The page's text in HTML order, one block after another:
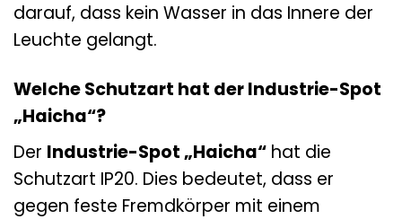
darauf, dass kein Wasser in das Innere der
Leuchte gelangt.
Welche Schutzart hat der Industrie-Spot
„Haicha“?
Der Industrie-Spot „Haicha“ hat die
Schutzart IP20. Dies bedeutet, dass er
gegen feste Fremdkörper mit einem